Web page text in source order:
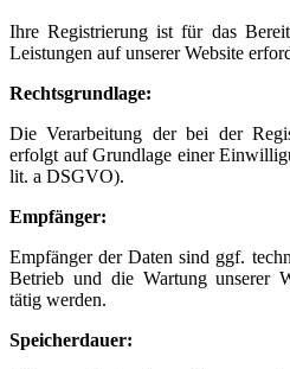
Ihre Registrierung ist für das
Leistungen auf unserer Website
Rechtsgrundlage:
Die Verarbeitung der bei der
erfolgt auf Grundlage einer
lit. a DSGVO).
Empfänger:
Empfänger der Daten sind ggf.
Betrieb und die Wartung unserer
tätig werden.
Speicherdauer: